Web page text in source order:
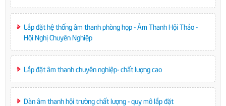
Lắp đặt hệ thống âm thanh phòng họp - Âm Thanh Hội Thảo -
Hội Nghị Chuyên Nghiệp
Lắp đặt âm thanh chuyên nghiệp- chất lượng cao
Dàn âm thanh hội trường chất lượng - quy mô lắp đặt